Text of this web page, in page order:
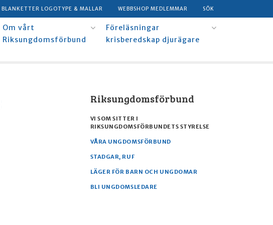
BLANKETTER LOGOTYPE & MALLAR WEBBSHOP MEDLEMMAR SÖK
Om vårt
Riksungdomsförbund
Föreläsningar
krisberedskap djurägare
Riksungdomsförbund
VI SOM SITTER I
RIKSUNGDOMSFÖRBUNDETS STYRELSE
VÅRA UNGDOMSFÖRBUND
STADGAR, RUF
LÄGER FÖR BARN OCH UNGDOMAR
BLI UNGDOMSLEDARE